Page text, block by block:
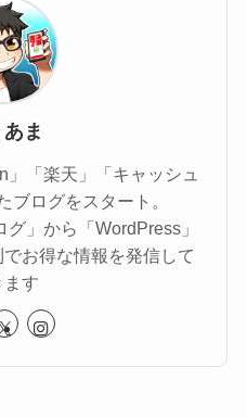
あま
「楽天」「キャッシュ
ブログをスタート。
」から「WordPress」
お得な情報を発信して
ます